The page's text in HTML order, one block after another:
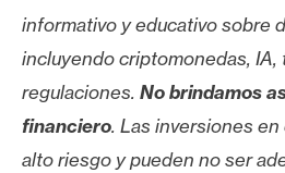
informativo y educativo sobre
incluyendo criptomonedas, IA,
regulaciones. No brindamos
financiero. Las inversiones
alto riesgo y pueden no ser